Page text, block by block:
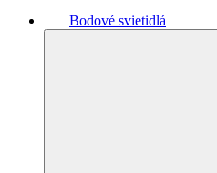
Bodové svietidlá